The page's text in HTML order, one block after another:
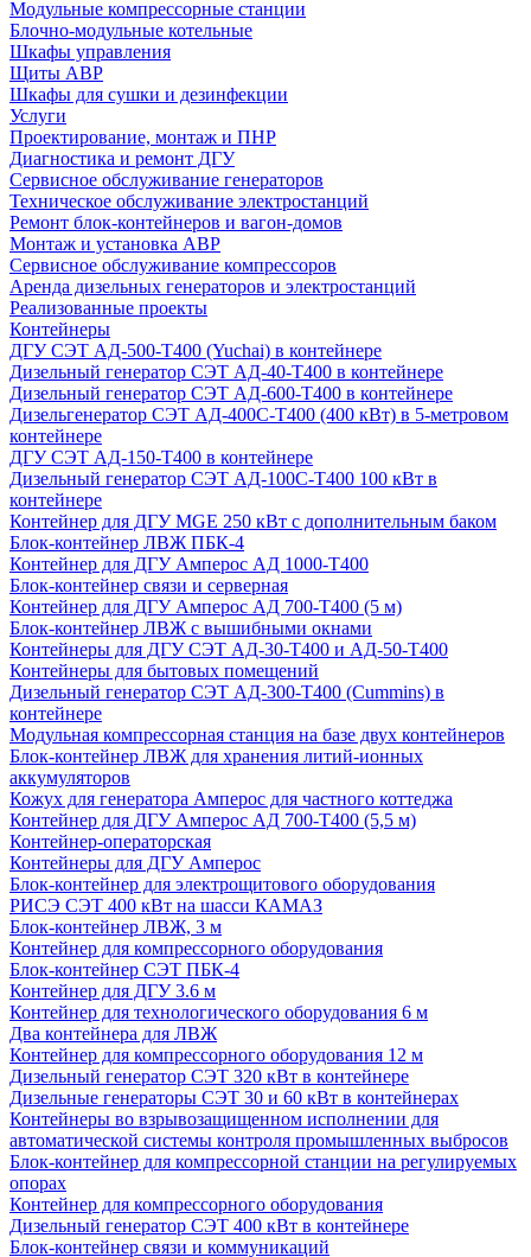
Модульные компрессорные станции
Блочно-модульные котельные
Шкафы управления
Щиты АВР
Шкафы для сушки и дезинфекции
Услуги
Проектирование, монтаж и ПНР
Диагностика и ремонт ДГУ
Сервисное обслуживание генераторов
Техническое обслуживание электростанций
Ремонт блок-контейнеров и вагон-домов
Монтаж и установка АВР
Сервисное обслуживание компрессоров
Аренда дизельных генераторов и электростанций
Реализованные проекты
Контейнеры
ДГУ СЭТ АД-500-Т400 (Yuchai) в контейнере
Дизельный генератор СЭТ АД-40-Т400 в контейнере
Дизельный генератор СЭТ АД-600-Т400 в контейнере
Дизельгенератор СЭТ АД-400С-Т400 (400 кВт) в 5-метровом
контейнере
ДГУ СЭТ АД-150-Т400 в контейнере
Дизельный генератор СЭТ АД-100С-Т400 100 кВт в
контейнере
Контейнер для ДГУ MGE 250 кВт с дополнительным баком
Блок-контейнер ЛВЖ ПБК-4
Контейнер для ДГУ Амперос АД 1000-Т400
Блок-контейнер связи и серверная
Контейнер для ДГУ Амперос АД 700-Т400 (5 м)
Блок-контейнер ЛВЖ с вышибными окнами
Контейнеры для ДГУ СЭТ АД-30-Т400 и АД-50-Т400
Контейнеры для бытовых помещений
Дизельный генератор СЭТ АД-300-Т400 (Cummins) в
контейнере
Модульная компрессорная станция на базе двух контейнеров
Блок-контейнер ЛВЖ для хранения литий-ионных
аккумуляторов
Кожух для генератора Амперос для частного коттеджа
Контейнер для ДГУ Амперос АД 700-Т400 (5,5 м)
Контейнер-операторская
Контейнеры для ДГУ Амперос
Блок-контейнер для электрощитового оборудования
РИСЭ СЭТ 400 кВт на шасси КАМАЗ
Блок-контейнер ЛВЖ, 3 м
Контейнер для компрессорного оборудования
Блок-контейнер СЭТ ПБК-4
Контейнер для ДГУ 3.6 м
Контейнер для технологического оборудования 6 м
Два контейнера для ЛВЖ
Контейнер для компрессорного оборудования 12 м
Дизельный генератор СЭТ 320 кВт в контейнере
Дизельные генераторы СЭТ 30 и 60 кВт в контейнерах
Контейнеры во взрывозащищенном исполнении для
автоматической системы контроля промышленных выбросов
Блок-контейнер для компрессорной станции на регулируемых
опорах
Контейнер для компрессорного оборудования
Дизельный генератор СЭТ 400 кВт в контейнере
Блок-контейнер связи и коммуникаций